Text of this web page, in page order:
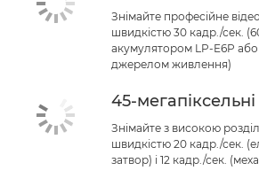
Знімайте професійне
швидкістю 30 кадр./сек.
акумулятором LP-E6P або
джерелом живлення)
45-
Знімайте з високою
швидкістю 20 кадр./сек.
затвор) і 12 кадр./сек.